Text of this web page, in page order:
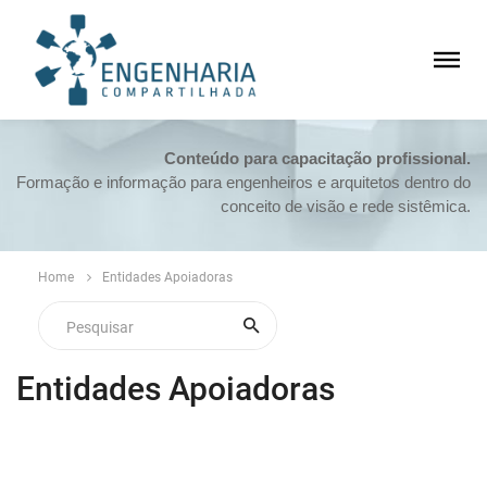
Conteúdo para capacitação profissional.
Formação e informação para engenheiros e arquitetos dentro do
conceito de visão e rede sistêmica.
Home Entidades Apoiadoras
Entidades Apoiadoras